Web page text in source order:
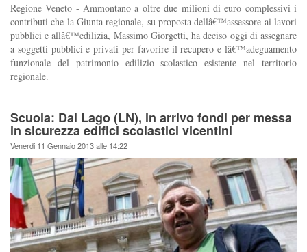
Regione Veneto - Ammontano a oltre due milioni di euro complessivi i
contributi che la Giunta regionale, su proposta dellâ€™assessore ai lavori
pubblici e allâ€™edilizia, Massimo Giorgetti, ha deciso oggi di assegnare
a soggetti pubblici e privati per favorire il recupero e lâ€™adeguamento
funzionale del patrimonio edilizio scolastico esistente nel territorio
regionale.
Scuola: Dal Lago (LN), in arrivo fondi per messa
in sicurezza edifici scolastici vicentini
Venerdi 11 Gennaio 2013 alle 14:22